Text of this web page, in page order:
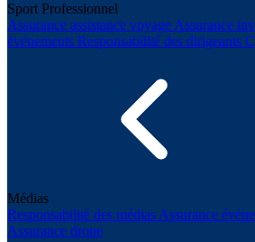
Sport Professionnel
Assurance assistance voyage Assurance
événements Responsabilité des dirigeants
Médias
Responsabilité des médias Assurance
Assurance drone